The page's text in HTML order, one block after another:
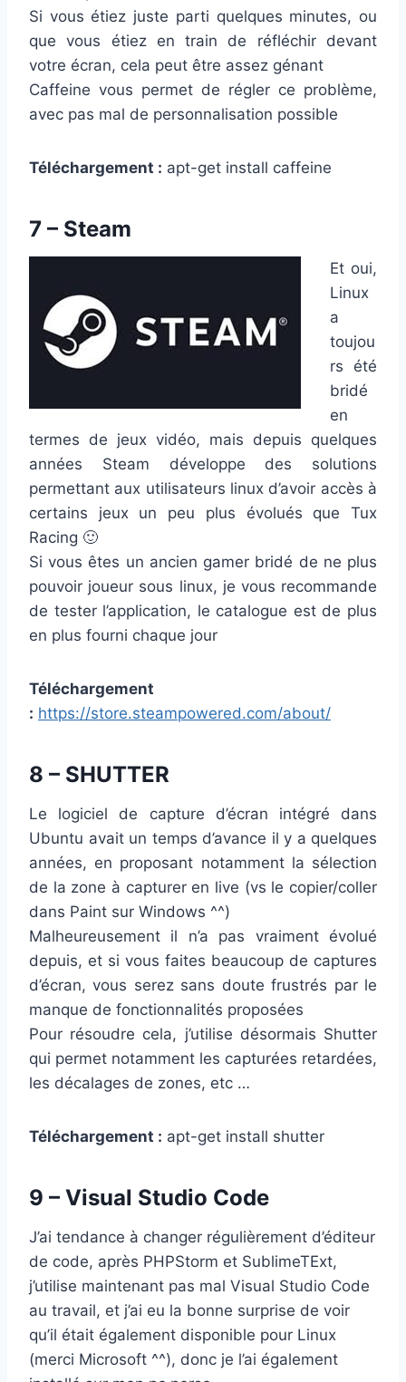
Si vous étiez juste parti quelques minutes, ou
que vous étiez en train de réfléchir devant
votre écran, cela peut être assez génant
Caffeine vous permet de régler ce problème,
avec pas mal de personnalisation possible
Téléchargement : apt-get install caffeine
7 – Steam
Et oui,
Linux
a
toujou
rs été
bridé
en
termes de jeux vidéo, mais depuis quelques
années Steam développe des solutions
permettant aux utilisateurs linux d’avoir accès à
certains jeux un peu plus évolués que Tux
Racing 🙂
Si vous êtes un ancien gamer bridé de ne plus
pouvoir joueur sous linux, je vous recommande
de tester l’application, le catalogue est de plus
en plus fourni chaque jour
Téléchargement
: https://store.steampowered.com/about/
8 – SHUTTER
Le logiciel de capture d’écran intégré dans
Ubuntu avait un temps d’avance il y a quelques
années, en proposant notamment la sélection
de la zone à capturer en live (vs le copier/coller
dans Paint sur Windows ^^)
Malheureusement il n’a pas vraiment évolué
depuis, et si vous faites beaucoup de captures
d’écran, vous serez sans doute frustrés par le
manque de fonctionnalités proposées
Pour résoudre cela, j’utilise désormais Shutter
qui permet notamment les capturées retardées,
les décalages de zones, etc …
Téléchargement : apt-get install shutter
9 – Visual Studio Code
J’ai tendance à changer régulièrement d’éditeur
de code, après PHPStorm et SublimeTExt,
j’utilise maintenant pas mal Visual Studio Code
au travail, et j’ai eu la bonne surprise de voir
qu’il était également disponible pour Linux
(merci Microsoft ^^), donc je l’ai également